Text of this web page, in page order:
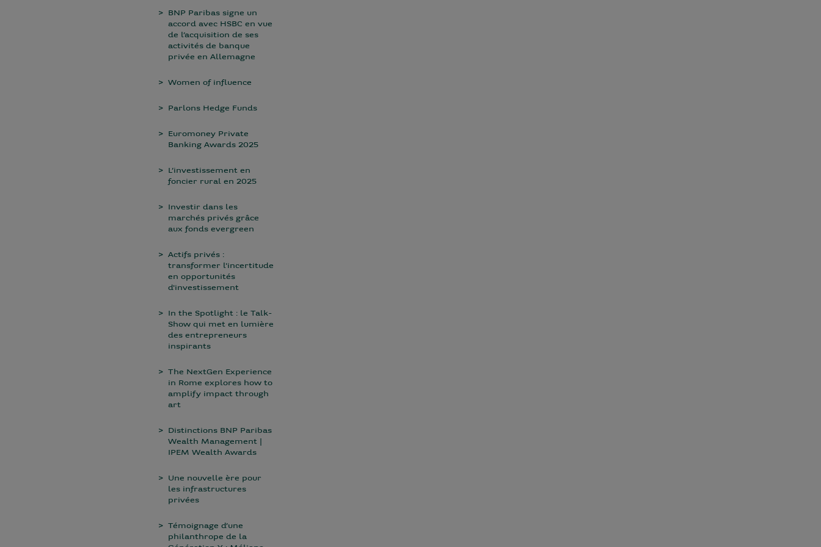
BNP Paribas signe un
accord avec HSBC en vue
de l’acquisition de ses
activités de banque
privée en Allemagne
Women of influence
Parlons Hedge Funds
Euromoney Private
Banking Awards 2025
L’investissement en
foncier rural en 2025
Investir dans les
marchés privés grâce
aux fonds evergreen
Actifs privés :
transformer l'incertitude
en opportunités
d'investissement
In the Spotlight : le Talk-
Show qui met en lumière
des entrepreneurs
inspirants
The NextGen Experience
in Rome explores how to
amplify impact through
art
Distinctions BNP Paribas
Wealth Management |
IPEM Wealth Awards
Une nouvelle ère pour
les infrastructures
privées
Témoignage d’une
philanthrope de la